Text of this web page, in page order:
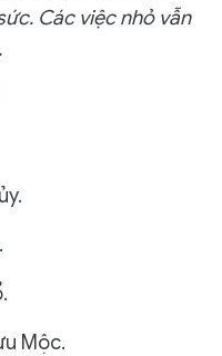
Các việc nhỏ vẫn
Mộc.